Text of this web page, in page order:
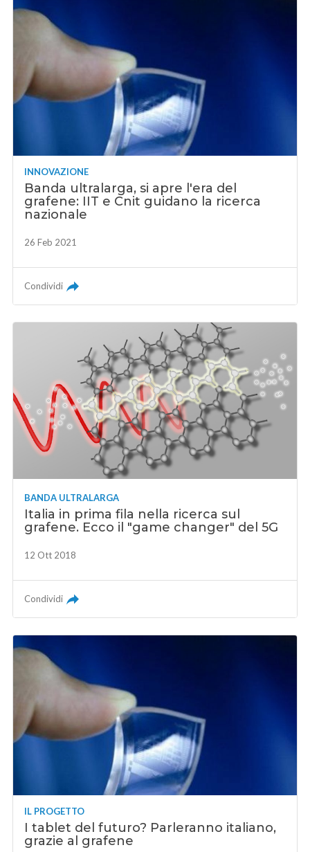
INNOVAZIONE
Banda ultralarga, si apre l'era del
grafene: IIT e Cnit guidano la ricerca
nazionale
26 Feb 2021
Condividi
BANDA ULTRALARGA
Italia in prima fila nella ricerca sul
grafene. Ecco il "game changer" del 5G
12 Ott 2018
Condividi
IL PROGETTO
I tablet del futuro? Parleranno italiano,
grazie al grafene